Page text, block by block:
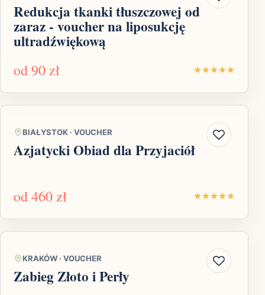
Redukcja tkanki tłuszczowej od
zaraz - voucher na liposukcję
ultradźwiękową
od90 zł
BIAŁYSTOK · VOUCHER
Azjatycki Obiad dla Przyjaciół
od460 zł
KRAKÓW · VOUCHER
Zabieg Złoto i Perły